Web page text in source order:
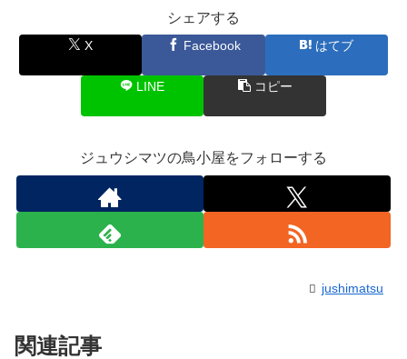
シェアする
X Facebook はてブ
LINE コピー
ジュウシマツの鳥小屋をフォローする
jushimatsu
関連記事